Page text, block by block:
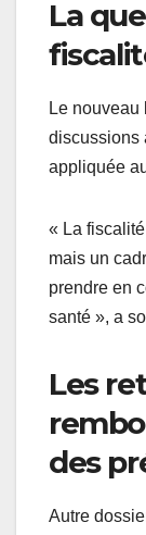
La
Le
discussions
appliquée
« La
mais un
prendre en
santé », a
Les
des
Autre